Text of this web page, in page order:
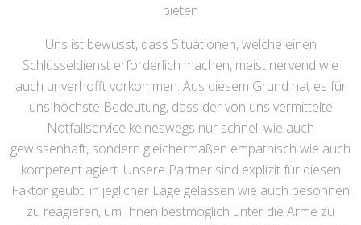
bieten
Uns ist bewusst, dass Situationen, welche einen
Schlüsseldienst erforderlich machen, meist nervend wie
auch unverhofft vorkommen. Aus diesem Grund hat es für
uns höchste Bedeutung, dass der von uns vermittelte
Notfallservice keineswegs nur schnell wie auch
gewissenhaft, sondern gleichermaßen empathisch wie auch
kompetent agiert. Unsere Partner sind explizit für diesen
Faktor geübt, in jeglicher Lage gelassen wie auch besonnen
zu reagieren, um Ihnen bestmöglich unter die Arme zu